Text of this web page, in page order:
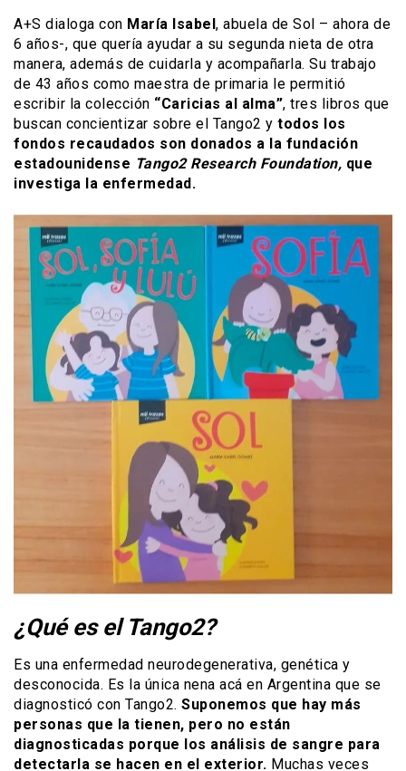
A+S dialoga con María Isabel, abuela de Sol – ahora de
6 años-, que quería ayudar a su segunda nieta de otra
manera, además de cuidarla y acompañarla. Su trabajo
de 43 años como maestra de primaria le permitió
escribir la colección “Caricias al alma”, tres libros que
buscan concientizar sobre el Tango2 y todos los
fondos recaudados son donados a la fundación
estadounidense Tango2 Research Foundation, que
investiga la enfermedad.
¿Qué es el Tango2?
Es una enfermedad neurodegenerativa, genética y
desconocida. Es la única nena acá en Argentina que se
diagnosticó con Tango2. Suponemos que hay más
personas que la tienen, pero no están
diagnosticadas porque los análisis de sangre para
detectarla se hacen en el exterior. Muchas veces